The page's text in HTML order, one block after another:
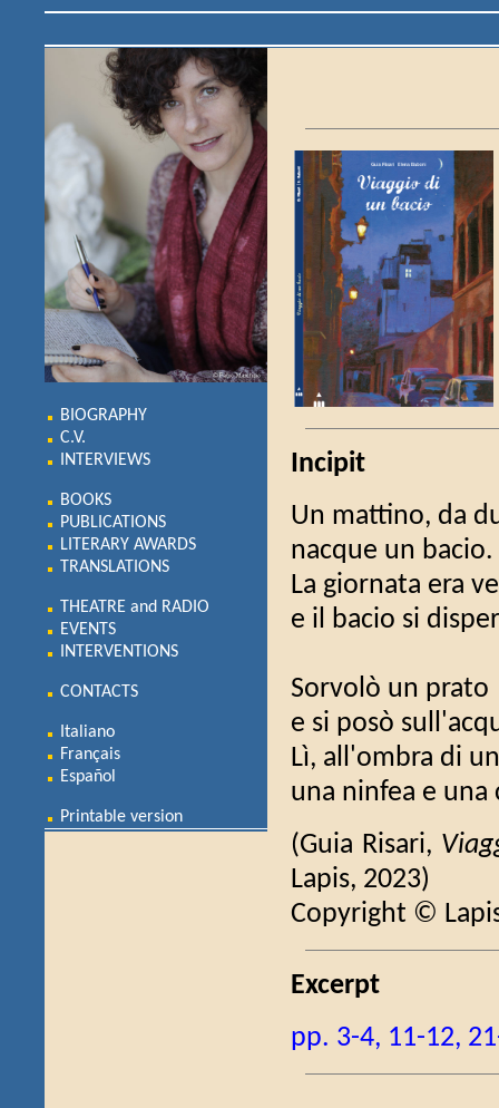
BIOGRAPHY
C.V.
INTERVIEWS
BOOKS
PUBLICATIONS
LITERARY AWARDS
TRANSLATIONS
THEATRE and RADIO
EVENTS
INTERVENTIONS
CONTACTS
Italiano
Français
Español
Printable version
Incipit
Un mattino, da
nacque un bacio.
La giornata era
e il bacio si
Sorvolò un prato
e si posò
Lì, all'ombra di
una ninfea e una
(Guia Risari,
Lapis, 2023)
Copyright ©
Excerpt
pp. 3-4, 11-12,